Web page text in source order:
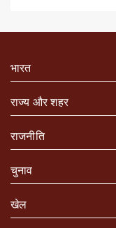
भारत
राज्य और शहर
राजनीति
चुनाव
खेल